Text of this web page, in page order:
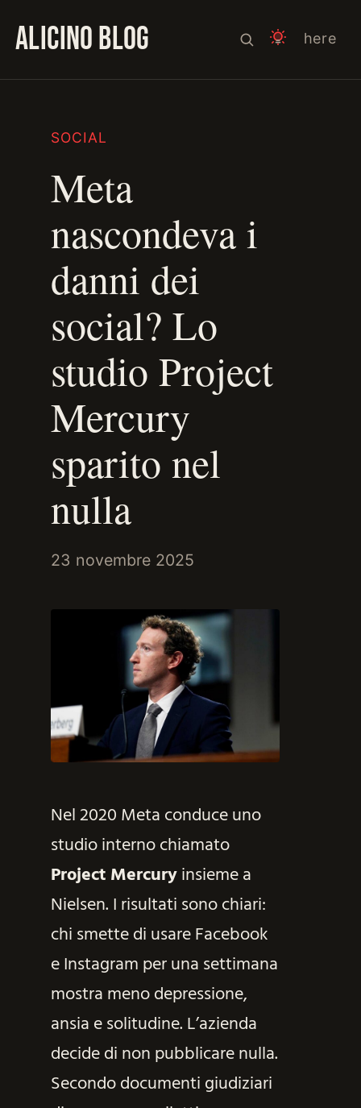
ALICINO BLOG here
SOCIAL
Meta
nascondeva i
danni dei
social? Lo
studio Project
Mercury
sparito nel
nulla
23 novembre 2025
Nel 2020 Meta conduce uno
studio interno chiamato
Project Mercuryinsieme a
Nielsen. I risultati sono chiari:
chi smette di usare Facebook
e Instagram per una settimana
mostra meno depressione,
ansia e solitudine. L’azienda
decide di non pubblicare nulla.
Secondo documenti giudiziari